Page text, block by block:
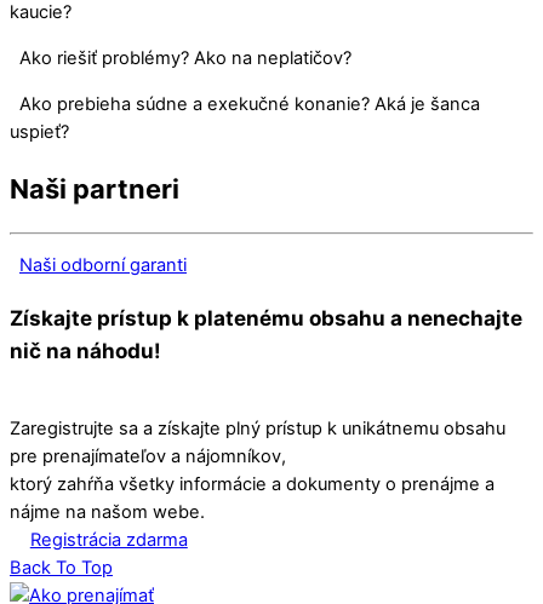
kaucie?
Ako riešiť problémy? Ako na neplatičov?
Ako prebieha súdne a exekučné konanie? Aká je šanca
uspieť?
Naši partneri
Naši odborní garanti
Získajte prístup k platenému obsahu a nenechajte
nič na náhodu!
Zaregistrujte sa a získajte plný prístup k unikátnemu obsahu
pre prenajímateľov a nájomníkov,
ktorý zahŕňa všetky informácie a dokumenty o prenájme a
nájme na našom webe.
Registrácia zdarma
Back To Top